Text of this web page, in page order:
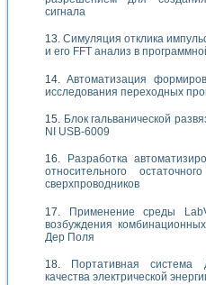
сигнала
Симуляция отклика
и его FFT анализ в
Автоматизация
исследования переходных
Блок гальванической
NI USB-6009
Разработка
относительного
сверхпроводников
Применение среды
возбуждения
Дер Поля
Портативная система
качества электрической